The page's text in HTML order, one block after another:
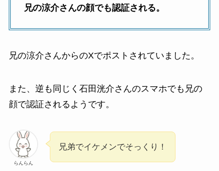
兄の涼介さんの顔でも認証される。
兄の涼介さんからのXでポストされていました。
また、逆も同じく石田洸介さんのスマホでも兄の
顔で認証されるようです。
らんらん
兄弟でイケメンでそっくり！